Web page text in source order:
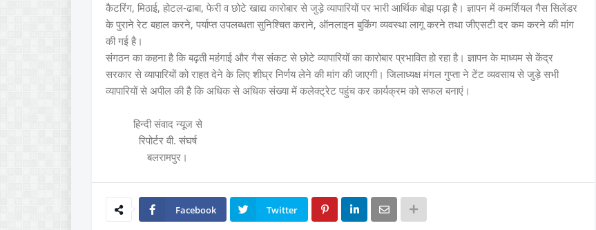
कैटरिंग, मिठाई, होटल-ढाबा, फेरी व छोटे खाद्य कारोबार से जुड़े व्यापारियों पर भारी आर्थिक बोझ पड़ा है। ज्ञापन में कमर्शियल गैस सिलेंडर
के पुराने रेट बहाल करने, पर्याप्त उपलब्धता सुनिश्चित कराने, ऑनलाइन बुकिंग व्यवस्था लागू करने तथा जीएसटी दर कम करने की मांग
की गई है।
संगठन का कहना है कि बढ़ती महंगाई और गैस संकट से छोटे व्यापारियों का कारोबार प्रभावित हो रहा है। ज्ञापन के माध्यम से केंद्र
सरकार से व्यापारियों को राहत देने के लिए शीघ्र निर्णय लेने की मांग की जाएगी। जिलाध्यक्ष मंगल गुप्ता ने टेंट व्यवसाय से जुड़े सभी
व्यापारियों से अपील की है कि अधिक से अधिक संख्या में कलेक्ट्रेट पहुंच कर कार्यक्रम को सफल बनाएं।
हिन्दी संवाद न्यूज से
रिपोर्टर वी. संघर्ष
बलरामपुर।
Facebook Twitter